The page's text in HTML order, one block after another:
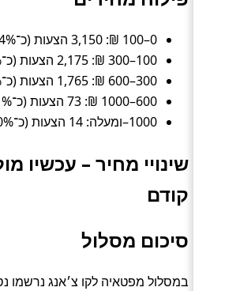
0–100 ₪: 3,150 הצעות (כ־44%).
100–300 ₪: 2,175 הצעות (כ־30%).
300–600 ₪: 1,765 הצעות (כ־25%).
600–1000 ₪: 73 הצעות (כ־1%).
1000–ומעלה: 14 הצעות (כ־0%).
שינויי מחיר – עכשיו
קודם
סיכום מסלול